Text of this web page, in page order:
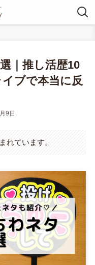
｜推し活歴10
ブで本当に反
9日
れています。